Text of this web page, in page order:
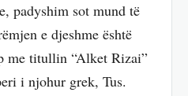
padyshim sot mund të
e djeshme është
me titullin “Alket Rizai”
i njohur grek, Tus.